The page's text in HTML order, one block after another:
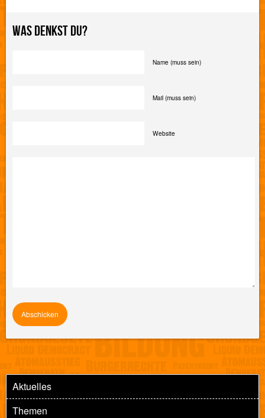
WAS DENKST DU?
Name (muss sein)
Mail (muss sein)
Website
Aktuelles
Themen